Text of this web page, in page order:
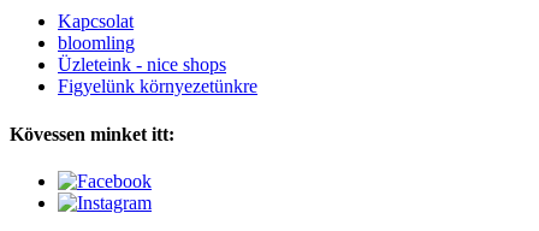
Kapcsolat
bloomling
Üzleteink - nice shops
Figyelünk környezetünkre
Kövessen minket itt: